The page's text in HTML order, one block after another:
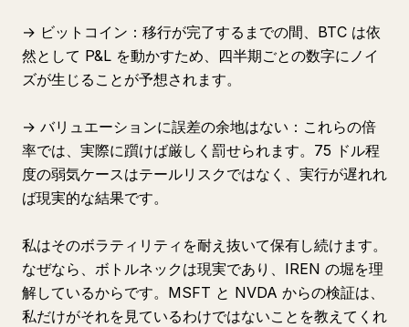
→ ビットコイン：移行が完了するまでの間、BTC は依
然として P&L を動かすため、四半期ごとの数字にノイ
ズが生じることが予想されます。
→ バリュエーションに誤差の余地はない：これらの倍
率では、実際に躓けば厳しく罰せられます。75 ドル程
度の弱気ケースはテールリスクではなく、実行が遅れれ
ば現実的な結果です。
私はそのボラティリティを耐え抜いて保有し続けます。
なぜなら、ボトルネックは現実であり、IREN の堀を理
解しているからです。MSFT と NVDA からの検証は、
私だけがそれを見ているわけではないことを教えてくれ